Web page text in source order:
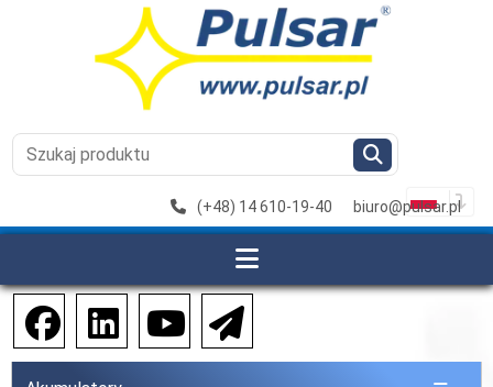
(+48) 14 610-19-40 biuro@pulsar.pl